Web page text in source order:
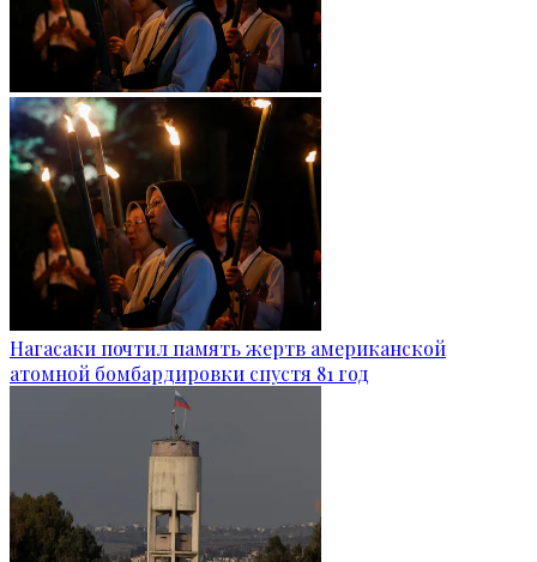
Нагасаки почтил память жертв американской
атомной бомбардировки спустя 81 год